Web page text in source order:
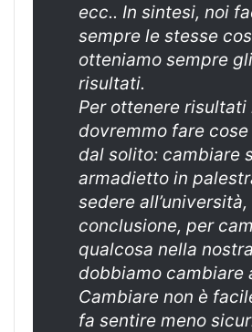
ecc.. In sintesi, noi
sempre le stesse
otteniamo sempre
risultati.
Per ottenere
dovremmo fare
dal solito: cambiare
armadietto in
sedere
conclusione, per
qualcosa nella
dobbiamo cambiare
Cambiare non è
fa sentire meno